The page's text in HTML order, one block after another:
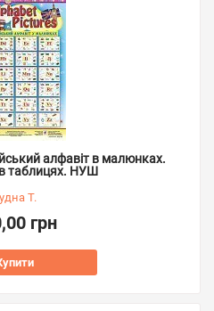
алфавіт в малюнках.
таблицях. НУШ
Т.
грн